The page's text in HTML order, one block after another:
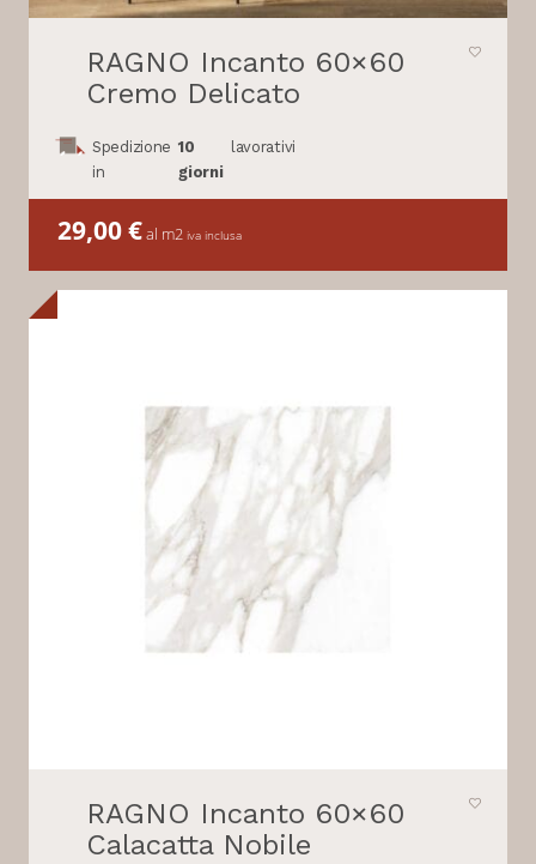
RAGNO Incanto 60×60
Cremo Delicato
Spedizione
in
10
giorni
lavorativi
29,00€al m2 iva inclusa
RAGNO Incanto 60×60
Calacatta Nobile